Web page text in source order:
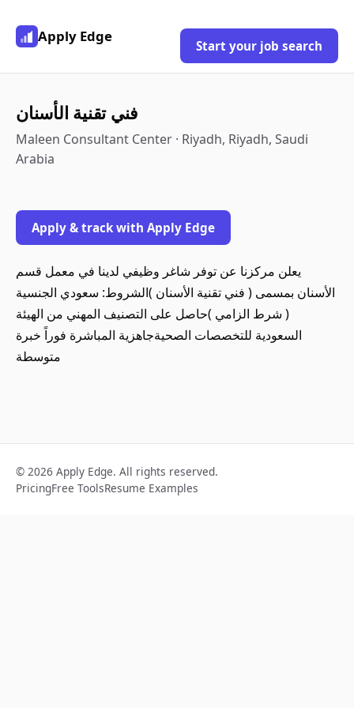
Apply Edge
Start your job search
فني تقنية الأسنان
Maleen Consultant Center · Riyadh, Riyadh, Saudi
Arabia
Apply & track with Apply Edge
الأسنان بمسمى ( فني تقنية الأسنان )الشروط: سعودي الجنسية
( شرط الزامي )حاصل على التصنيف المهني من الهيئة
السعودية للتخصصات الصحيةجاهزية المباشرة فوراً خبرة
© 2026 Apply Edge. All rights reserved.
PricingFree ToolsResume Examples